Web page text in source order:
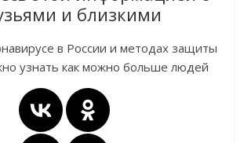
и близкими
в России и методах защиты
узнать как можно больше людей